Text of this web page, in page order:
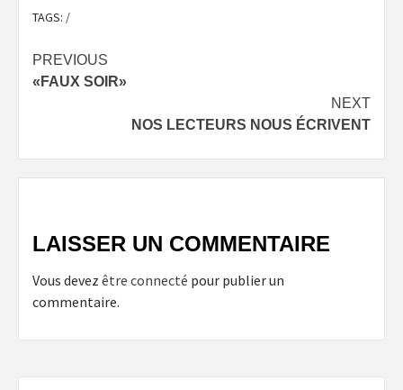
TAGS: /
Post
navigation
PREVIOUS
«FAUX SOIR»
NEXT
NOS LECTEURS NOUS ÉCRIVENT
LAISSER UN COMMENTAIRE
Vous devez être connecté pour publier un
commentaire.